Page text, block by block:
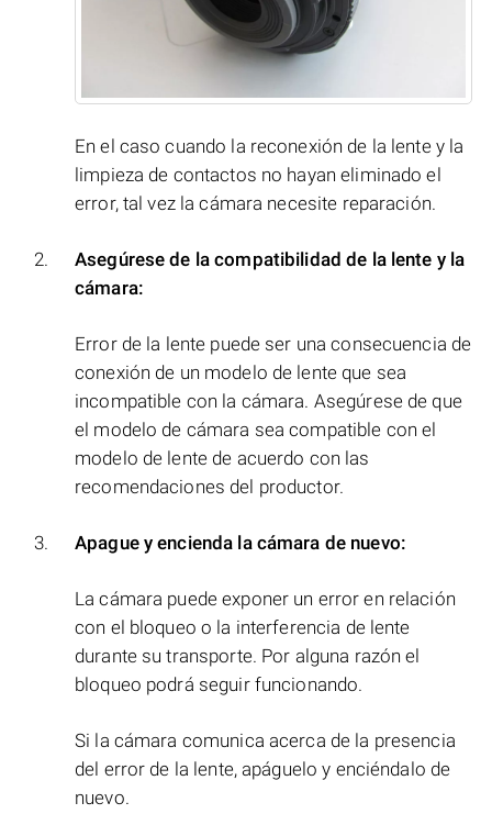
En el caso cuando la reconexión de la lente y la
limpieza de contactos no hayan eliminado el
error, tal vez la cámara necesite reparación.
Asegúrese de la compatibilidad de la lente y la
cámara:
Error de la lente puede ser una consecuencia de
conexión de un modelo de lente que sea
incompatible con la cámara. Asegúrese de que
el modelo de cámara sea compatible con el
modelo de lente de acuerdo con las
recomendaciones del productor.
Apague y encienda la cámara de nuevo:
La cámara puede exponer un error en relación
con el bloqueo o la interferencia de lente
durante su transporte. Por alguna razón el
bloqueo podrá seguir funcionando.
Si la cámara comunica acerca de la presencia
del error de la lente, apáguelo y enciéndalo de
nuevo.